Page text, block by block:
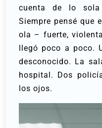
cuenta de lo sola
Siempre pensé que
ola – fuerte,
llegó poco a poco.
desconocido. La
hospital. Dos
los ojos.